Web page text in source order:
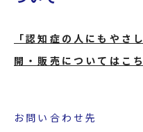
「認知症の人にもやさ
開・販売についてはこ
お問い合わせ先